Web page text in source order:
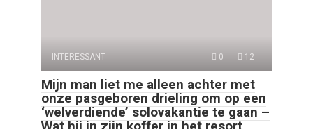
INTERESSANT 0 12
Mijn man liet me alleen achter met
onze pasgeboren drieling om op een
‘welverdiende’ solovakantie te gaan –
Wat hij in zijn koffer in het resort